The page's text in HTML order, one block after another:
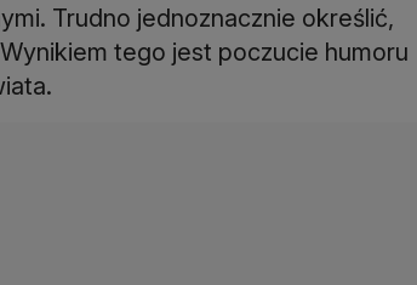
Trudno jednoznacznie określić,
tego jest poczucie humoru